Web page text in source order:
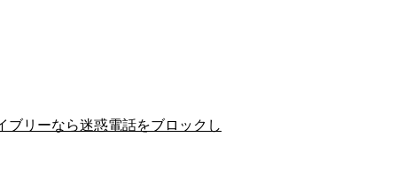
ブリーなら迷惑電話をブロックし